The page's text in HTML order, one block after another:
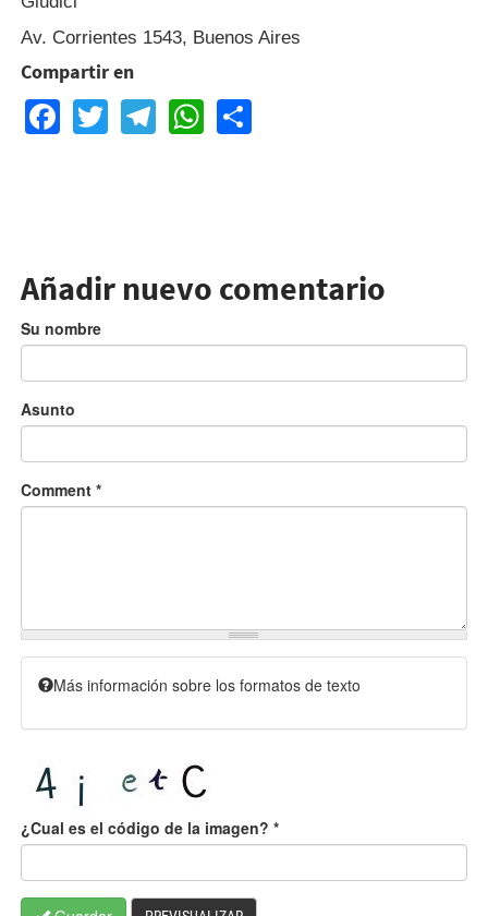
Av. Corrientes 1543, Buenos Aires
Compartir en
Facebook
TwitterTelegram
WhatsApp
Share
Añadir nuevo comentario
Su nombre
Asunto
Comment *
Más información sobre los formatos de texto
¿Cual es el código de la imagen? *